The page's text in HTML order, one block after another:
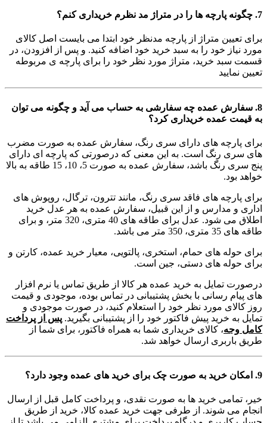
7. چگونه پارچه ها را در متراژ مد نظرم خریداری کنم؟
برای تعیین متراژ از پارچه مدنظر خود ابتدا می بایست اصل کالای
مورد نیاز خود را به سبد خرید خود اضافه کنید. و پس از افزودن، در
قسمت سبد خرید، متراژ مورد نظر خود را برای پارچه ی مربوطه
تعیین نمایید
8. سفارش عمده چه سفارشی به حساب می آید و چگونه می توان
به قیمت عمده خریداری کرد؟
برای پارچه های دارای سری رنگ، سفارش عمده به صورت مضرب
های سری رنگ است. به این معنی که درصورتی که پارچه ای دارای
پنج سری رنگ باشد، سفارش عمده به صورت 5، 10، 15 طاقه به بالا
خواهد بود.
برای پارچه های فاقد سری رنگ، مانند تترون، ترگال، روپوش های
اداری و مدارس و از این قبیل، سفارش عمده به هر عدل خرید
اطلاق می شود. عدل برای طاقه های 40 متری، 320 متر، و برای
طاقه های 35 متری، 350 متر می باشد.
برای حوله های حمام، استخری، پالتویی، معیار خرید عمده، کارتن و
برای حوله های دستی، جین است.
درصورت تمایل به خرید عمده هر کالا از طریق تماس یا نرم افزار
های پیام رسانی با بخش پشتیبانی در تماس بوده، موجودی و قیمت
روز کالای مورد نظر خود را استعلام کنید، در صورت موجودی و
تمایل به خرید پیش فاکتور خود را از پشتیبانی بگیرید. پس از پرداخت
کامل وجه، کالای خریداری شما به همراه فاکتور، برای شما از
طریق باربری ارسال خواهد شد.
9. امکان خرید به صورت چک برای خرید های عمده وجود دارد؟
خیر، تمامی خرید ها به صورت نقدی، و پرداخت کامل قبل از ارسال
انجام می شوند. از طرفی جهت خرید عمده کالا، خرید از طریق